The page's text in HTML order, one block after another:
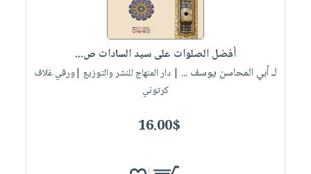
أفضل الصلوات على سيد السادات ص...
لـ أبي المحاسن يوسف ... | دار المنهاج للنشر والتوزيع |ورقي غلاف
كرتوني
16.00$